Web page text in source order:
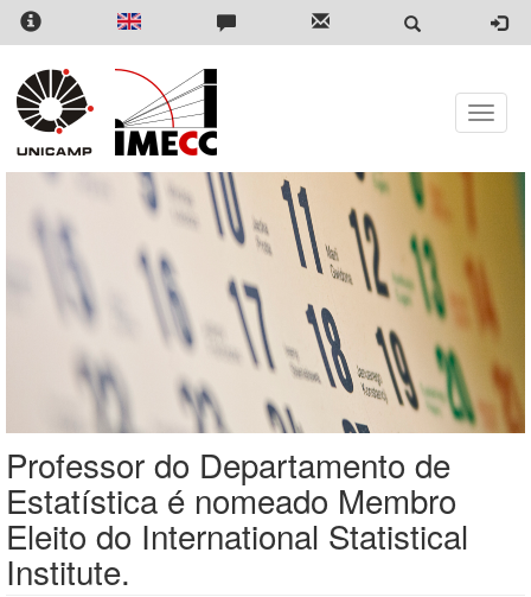
Pular
para
conteúdo
principal
Toggle
Professor do Departamento de
Estatística é nomeado Membro
Eleito do International Statistical
Institute.